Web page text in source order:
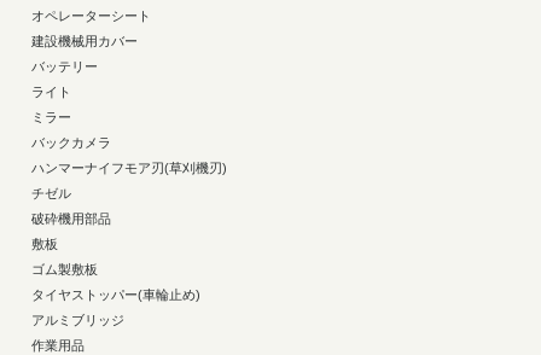
オペレーターシート
建設機械用カバー
バッテリー
ライト
ミラー
バックカメラ
ハンマーナイフモア刃(草刈機刃)
チゼル
破砕機用部品
敷板
ゴム製敷板
タイヤストッパー(車輪止め)
アルミブリッジ
作業用品